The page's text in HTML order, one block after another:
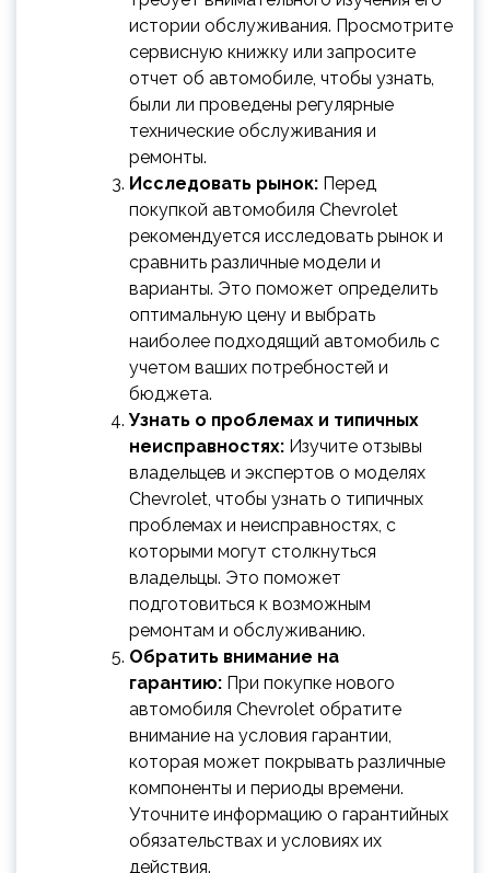
истории обслуживания. Просмотрите
сервисную книжку или запросите
отчет об автомобиле, чтобы узнать,
были ли проведены регулярные
технические обслуживания и
ремонты.
Исследовать рынок: Перед
покупкой автомобиля Chevrolet
рекомендуется исследовать рынок и
сравнить различные модели и
варианты. Это поможет определить
оптимальную цену и выбрать
наиболее подходящий автомобиль с
учетом ваших потребностей и
бюджета.
Узнать о проблемах и типичных
неисправностях: Изучите отзывы
владельцев и экспертов о моделях
Chevrolet, чтобы узнать о типичных
проблемах и неисправностях, с
которыми могут столкнуться
владельцы. Это поможет
подготовиться к возможным
ремонтам и обслуживанию.
Обратить внимание на
гарантию: При покупке нового
автомобиля Chevrolet обратите
внимание на условия гарантии,
которая может покрывать различные
компоненты и периоды времени.
Уточните информацию о гарантийных
обязательствах и условиях их
действия.